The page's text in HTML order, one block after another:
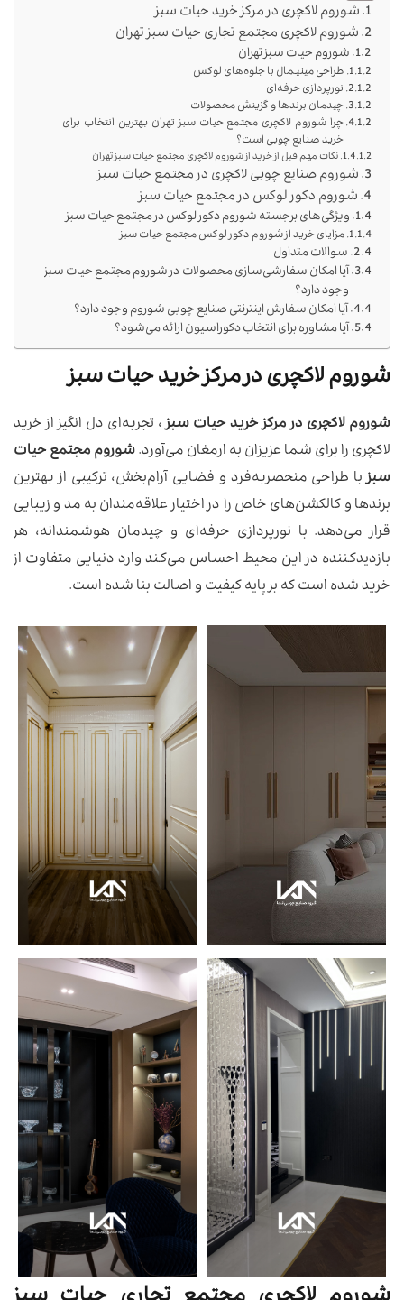
شوروم لاکچری در مرکز خرید حیات سبز
شوروم لاکچری مجتمع تجاری حیات سبز تهران
شوروم حیات سبز تهران
طراحی مینیمال با جلوه‌های لوکس
نورپردازی حرفه‌ای
چیدمان برندها و گزینش محصولات
چرا شوروم لاکچری مجتمع حیات سبز تهران بهترین انتخاب برای
خرید صنایع چوبی است؟
نکات مهم قبل از خرید از شوروم لاکچری مجتمع حیات سبز تهران
شوروم صنایع چوبی لاکچری در مجتمع حیات سبز
شوروم دکور لوکس در مجتمع حیات سبز
ویژگی‌های برجسته شوروم دکور لوکس در مجتمع حیات سبز
مزایای خرید از شوروم دکور لوکس مجتمع حیات سبز
سوالات متداول
آیا امکان سفارشی‌سازی محصولات در شوروم مجتمع حیات سبز
وجود دارد؟
آیا امکان سفارش اینترنتی صنایع چوبی شوروم وجود دارد؟
آیا مشاوره برای انتخاب دکوراسیون ارائه می‌شود؟
شوروم لاکچری در مرکز خرید حیات سبز
شوروم لاکچری در مرکز خرید حیات سبز، تجربه‌ای دل انگیز از خرید
لاکچری را برای شما عزیزان به ارمغان می‌آورد.شوروم مجتمع حیات
سبزبا طراحی منحصربه‌فرد و فضایی آرام‌بخش، ترکیبی از بهترین
برندها و کالکشن‌های خاص را در اختیار علاقه‌مندان به مد و زیبایی
قرار می‌دهد. با نورپردازی حرفه‌ای و چیدمان هوشمندانه، هر
بازدیدکننده در این محیط احساس می‌کند وارد دنیایی متفاوت از
خرید شده است که بر پایه کیفیت و اصالت بنا شده است.